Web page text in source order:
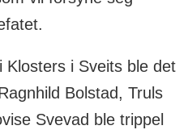
i Sveits ble det
Bolstad, Truls
Svevad ble trippel